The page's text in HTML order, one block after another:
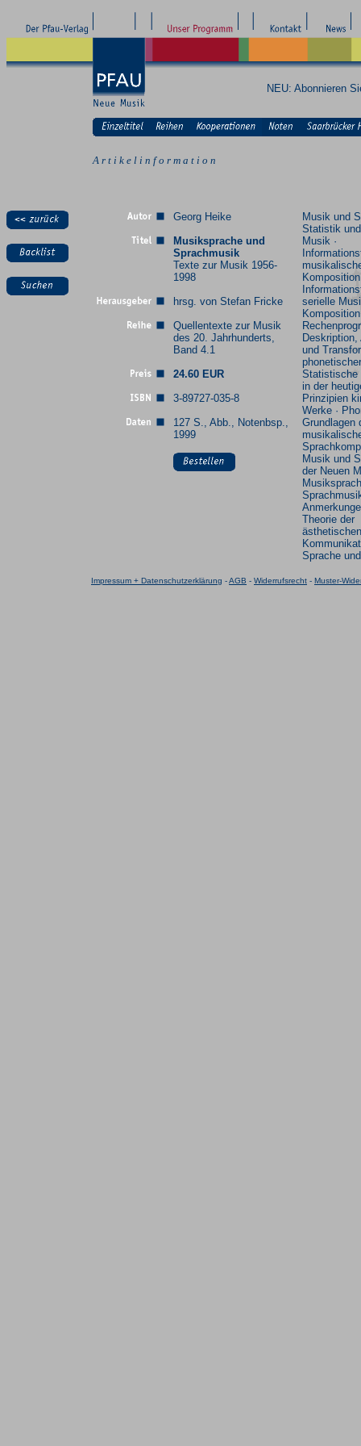
NEU: Abonnieren
A r t i k e l i n f o r m a t i o n
Georg Heike
Musiksprache und
Sprachmusik
Texte zur Musik 1956-
1998
hrsg. von Stefan Fricke
Quellentexte zur Musik
des 20. Jahrhunderts,
Band 4.1
24.60 EUR
3-89727-035-8
127 S., Abb., Notenbsp.,
1999
Musik und
Statistik
Musik ·
Komposition
serielle
Deskription,
und
Statistische
in der
Prinzipien
Werke ·
Grundlagen
Musik und
der Neuen
Theorie der
ästhetischen
Sprache
Impressum + Datenschutzerklärung -AGB - Widerrufsrecht - Muster-